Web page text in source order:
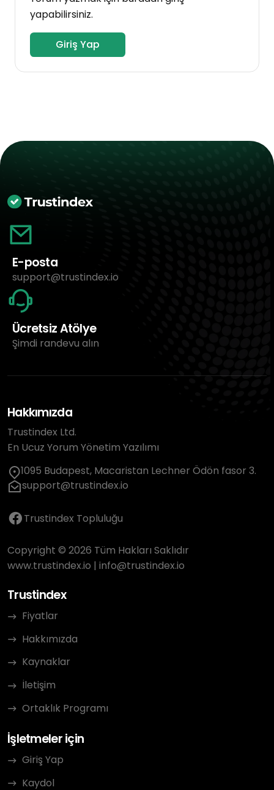
yapabilirsiniz.
Giriş Yap
E-posta
support@trustindex.io
Ücretsiz Atölye
Şimdi randevu alın
Hakkımızda
Trustindex Ltd.
En Ucuz Yorum Yönetim Yazılımı
1095 Budapest, Macaristan Lechner Ödön fasor 3.
support@trustindex.io
Trustindex Topluluğu
Copyright © 2026 Tüm Hakları Saklıdır
www.trustindex.io | info@trustindex.io
Trustindex
Fiyatlar
Hakkımızda
Kaynaklar
İletişim
Ortaklık Programı
İşletmeler için
Giriş Yap
Kaydol